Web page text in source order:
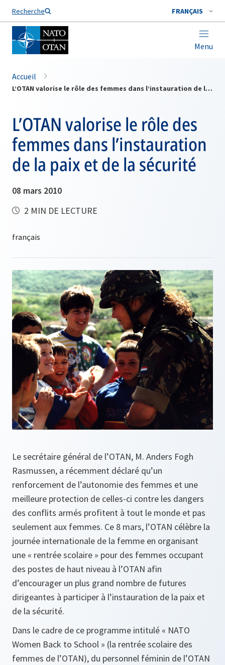
Recherche FRANÇAIS
Menu
Nom de famille*
Accueil
L’OTAN valorise le rôle des femmes dans l’instauration de la paix et de la sécurité
L’OTAN valorise le rôle des
femmes dans l’instauration
de la paix et de la sécurité
08 mars 2010
2 MIN DE LECTURE
Le secrétaire général de l’OTAN, M. Anders Fogh
Rasmussen, a récemment déclaré qu’un
renforcement de l’autonomie des femmes et une
meilleure protection de celles-ci contre les dangers
des conflits armés profitent à tout le monde et pas
seulement aux femmes. Ce 8 mars, l’OTAN célèbre la
journée internationale de la femme en organisant
une « rentrée scolaire » pour des femmes occupant
des postes de haut niveau à l’OTAN afin
d’encourager un plus grand nombre de futures
dirigeantes à participer à l’instauration de la paix et
de la sécurité.
Dans le cadre de ce programme intitulé « NATO
Women Back to School » (la rentrée scolaire des
femmes de l’OTAN), du personnel féminin de l’OTAN